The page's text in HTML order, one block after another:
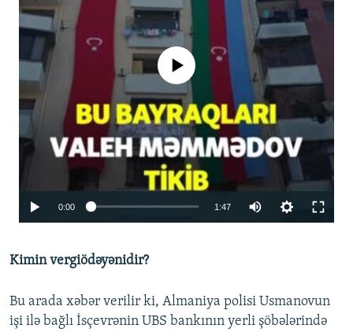
No media source currently available
0:00 1:47
720p
Kimin vergiödəyənidir?
Bu arada xəbər verilir ki, Almaniya polisi Usmanovun
işi ilə bağlı İsçevrənin UBS bankının yerli şöbələrində